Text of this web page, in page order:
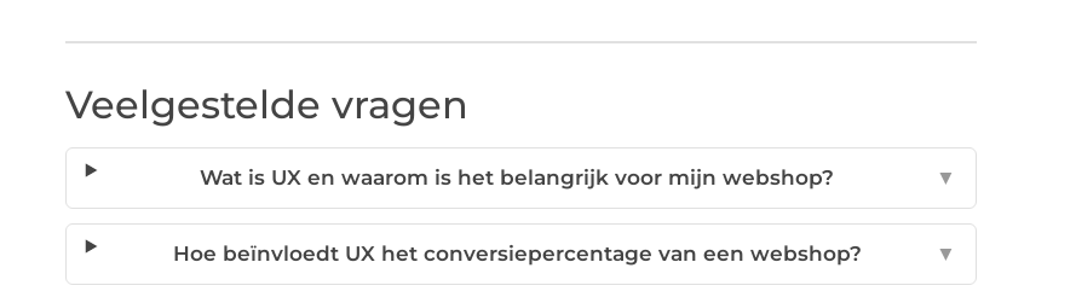
Veelgestelde vragen
Wat is UX en waarom is het belangrijk voor mijn webshop? ▼
Hoe beïnvloedt UX het conversiepercentage van een webshop? ▼